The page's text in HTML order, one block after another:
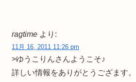
ragtime より:
11月 16, 2011 11:26 pm
>ゆうこりんさんようこそ♪
詳しい情報をありがとうござます。